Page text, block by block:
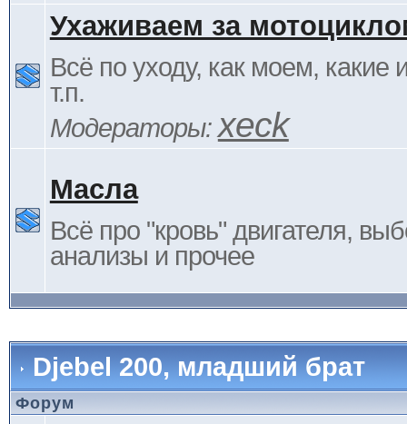
Ухаживаем за
Всё по уходу, как моем, какие
т.п.
Модераторы:xeck
Масла
Всё про "кровь" двигателя,
анализы и прочее
Djebel 200, младший брат
Форум